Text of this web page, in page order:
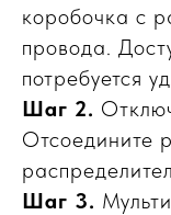
коробочка с
провода.
потребуется
Шаг 2.
Отсоедините
Шаг 3.